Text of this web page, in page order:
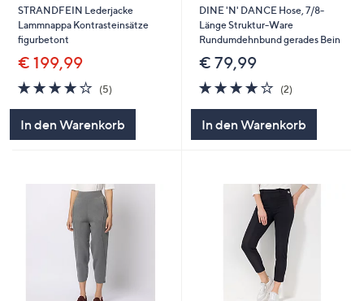
STRANDFEIN Lederjacke
Lammnappa Kontrasteinsätze
figurbetont
€ 199,99
4.2
von
5
(5)
In den Warenkorb
DINE 'N' DANCE Hose, 7/8-
Länge Struktur-Ware
Rundumdehnbund gerades Bein
€ 79,99
4.0
von
(2)2
In den Warenkorb